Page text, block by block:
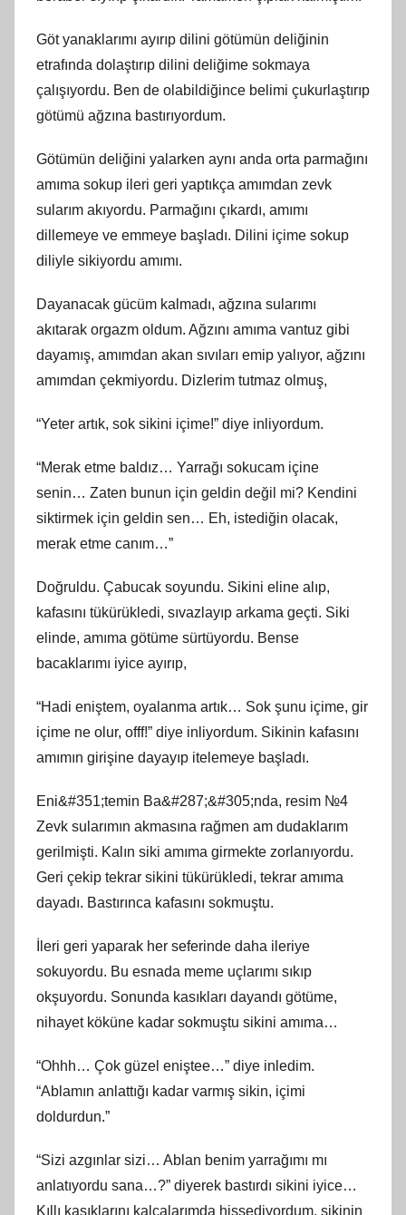
Göt yanaklarımı ayırıp dilini götümün deliğinin
etrafında dolaştırıp dilini deliğime sokmaya
çalışıyordu. Ben de olabildiğince belimi çukurlaştırıp
götümü ağzına bastırıyordum.
Götümün deliğini yalarken aynı anda orta parmağını
amıma sokup ileri geri yaptıkça amımdan zevk
sularım akıyordu. Parmağını çıkardı, amımı
dillemeye ve emmeye başladı. Dilini içime sokup
diliyle sikiyordu amımı.
Dayanacak gücüm kalmadı, ağzına sularımı
akıtarak orgazm oldum. Ağzını amıma vantuz gibi
dayamış, amımdan akan sıvıları emip yalıyor, ağzını
amımdan çekmiyordu. Dizlerim tutmaz olmuş,
“Yeter artık, sok sikini içime!” diye inliyordum.
“Merak etme baldız… Yarrağı sokucam içine
senin… Zaten bunun için geldin değil mi? Kendini
siktirmek için geldin sen… Eh, istediğin olacak,
merak etme canım…”
Doğruldu. Çabucak soyundu. Sikini eline alıp,
kafasını tükürükledi, sıvazlayıp arkama geçti. Siki
elinde, amıma götüme sürtüyordu. Bense
bacaklarımı iyice ayırıp,
“Hadi eniştem, oyalanma artık… Sok şunu içime, gir
içime ne olur, offf!” diye inliyordum. Sikinin kafasını
amımın girişine dayayıp itelemeye başladı.
Eni&#351;temin Ba&#287;&#305;nda, resim №4
Zevk sularımın akmasına rağmen am dudaklarım
gerilmişti. Kalın siki amıma girmekte zorlanıyordu.
Geri çekip tekrar sikini tükürükledi, tekrar amıma
dayadı. Bastırınca kafasını sokmuştu.
İleri geri yaparak her seferinde daha ileriye
sokuyordu. Bu esnada meme uçlarımı sıkıp
okşuyordu. Sonunda kasıkları dayandı götüme,
nihayet köküne kadar sokmuştu sikini amıma…
“Ohhh… Çok güzel eniştee…” diye inledim.
“Ablamın anlattığı kadar varmış sikin, içimi
doldurdun.”
“Sizi azgınlar sizi… Ablan benim yarrağımı mı
anlatıyordu sana…?” diyerek bastırdı sikini iyice…
Kıllı kasıklarını kalçalarımda hissediyordum, sikinin